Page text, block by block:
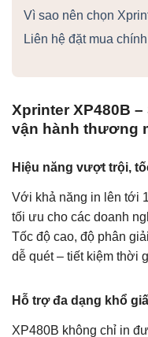
Vì sao nên chọn
Liên hệ đặt mua
Xprinter XP480B
vận hành thương
Hiệu năng vượt trội,
Với khả năng in lên tới
tối ưu cho các doanh
Tốc độ cao, độ phân
dễ quét – tiết kiệm thời
Hỗ trợ đa dạng khổ
XP480B không chỉ in